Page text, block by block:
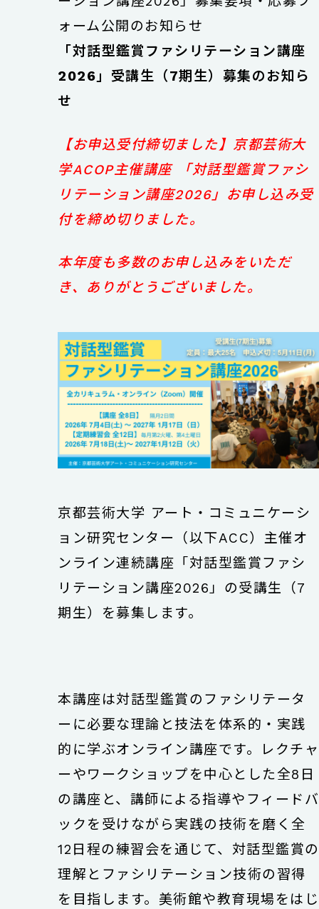
ォーム公開のお知らせ
「対話型鑑賞ファシリテーション講座
2026」受講生（7期生）募集のお知ら
せ
【お申込受付締切ました】京都芸術大
学ACOP主催講座 「対話型鑑賞ファシ
リテーション講座2026」お申し込み受
付を締め切りました。
本年度も多数のお申し込みをいただ
き、ありがとうございました。
京都芸術大学 アート・コミュニケーシ
ョン研究センター（以下ACC）主催オ
ンライン連続講座「対話型鑑賞ファシ
リテーション講座2026」の受講生（7
期生）を募集します。
本講座は対話型鑑賞のファシリテータ
ーに必要な理論と技法を体系的・実践
的に学ぶオンライン講座です。レクチャ
ーやワークショップを中心とした全8日
の講座と、講師による指導やフィードバ
ックを受けながら実践の技術を磨く全
12日程の練習会を通じて、対話型鑑賞の
理解とファシリテーション技術の習得
を目指します。美術館や教育現場をはじ